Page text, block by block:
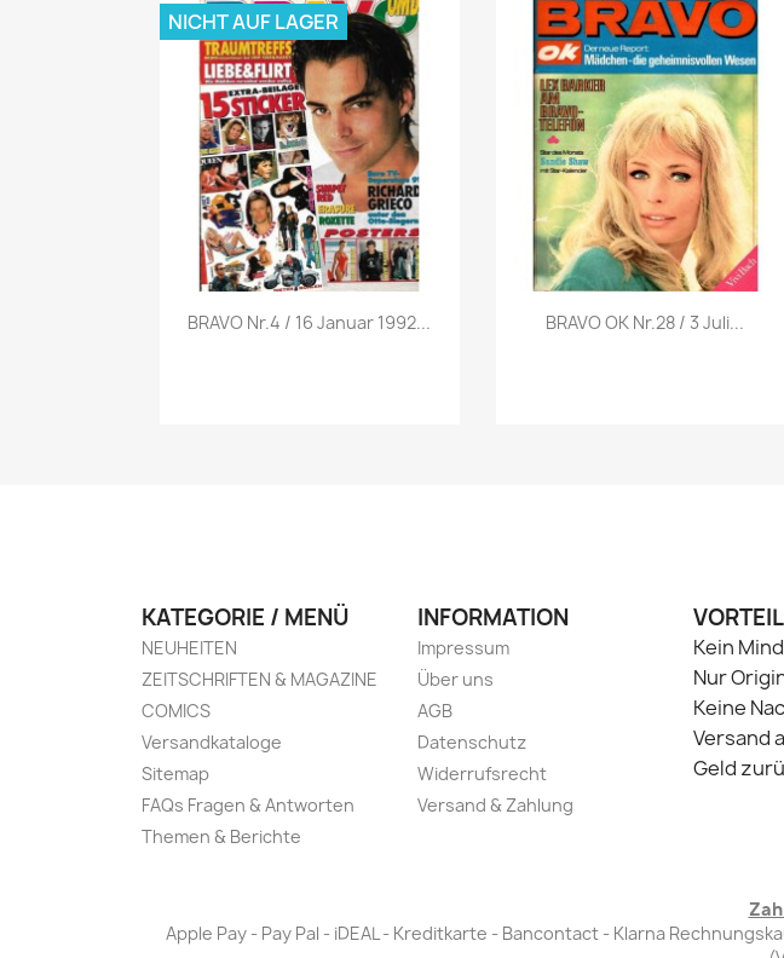
Vorschau
BRAVO Nr.4 / 16 Januar 1992...
NICHT AUF LAGER
Vorschau
BRAVO OK Nr.28 / 3 Juli...
KATEGORIE / MENÜ
NEUHEITEN
ZEITSCHRIFTEN & MAGAZINE
COMICS
Versandkataloge
Sitemap
FAQs Fragen & Antworten
Themen & Berichte
INFORMATION
Impressum
Über uns
AGB
Datenschutz
Widerrufsrecht
Versand & Zahlung
Kein
Nur
Keine
Versand
Geld
Apple Pay - Pay Pal - iDEAL - Kreditkarte - Bancontact - Klarna